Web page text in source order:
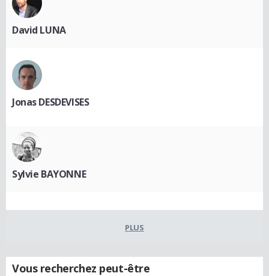
David LUNA
Jonas DESDEVISES
Sylvie BAYONNE
PLUS
Vous recherchez peut-être